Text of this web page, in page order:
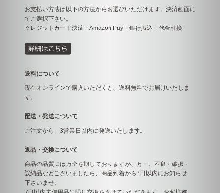
お支払い方法は以下の方法からお選びいただけます。決済画面に
てご選択下さい。
クレジットカード決済・Amazon Pay・銀行振込・代金引換
送料について
現在オンラインで購入いただくと、送料無料でお届けいたしま
す。
配送・発送について
ご注文から、3営業日以内に発送いたします。
返品・交換について
商品の品質には万全を期しておりますが、万一、不良・破損・
誤納品などございましたら、商品到着から7日以内にお知らせ
下さいませ。